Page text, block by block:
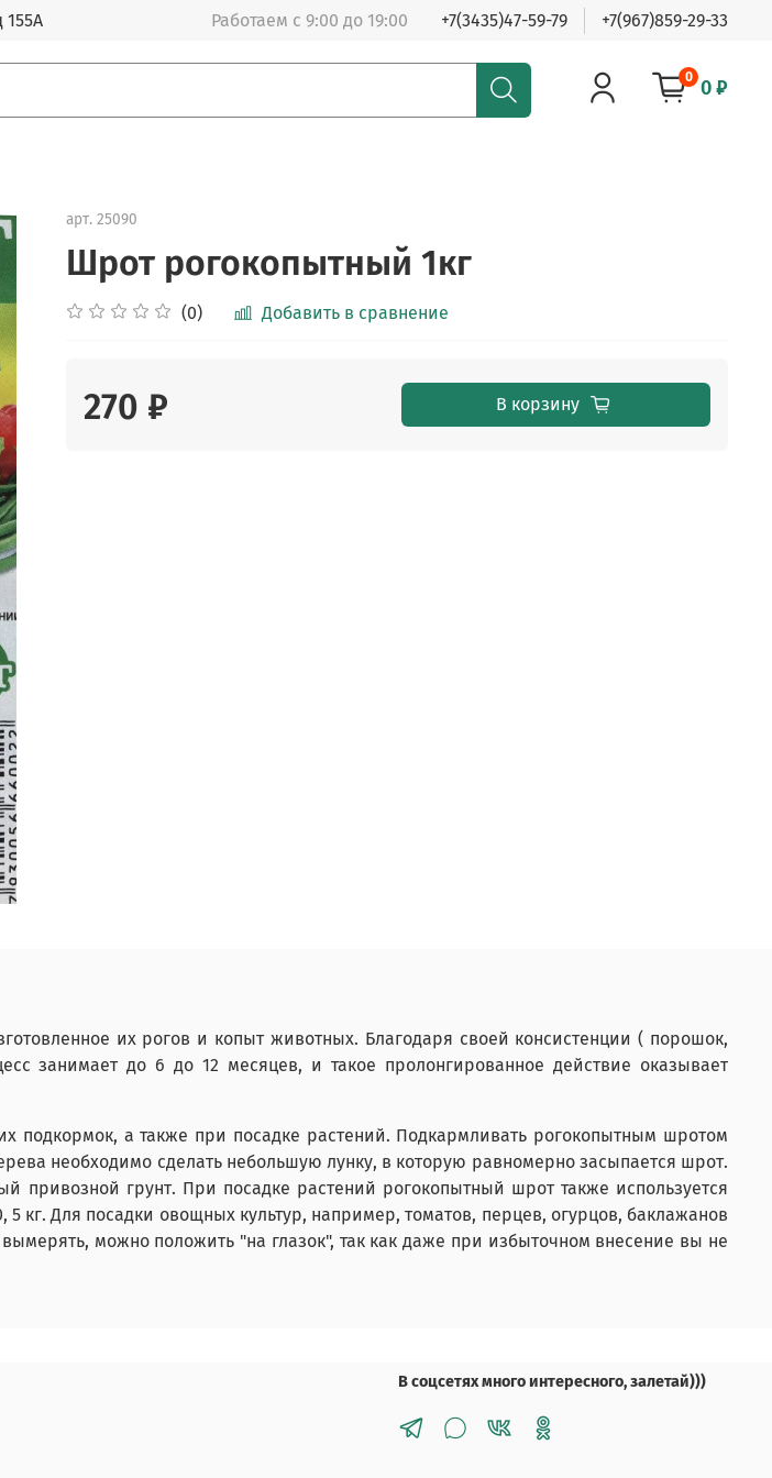
155А Работаем с 9:00 до 19:00 +7(3435)47-59-79 +7(967)859-29-33
0 0 ₽
арт. 25090
Шрот рогокопытный 1кг
(0) Добавить в сравнение
270 ₽ В корзину
их рогов и копыт животных. Благодаря своей консистенции ( порошок,
занимает до 6 до 12 месяцев, и такое пролонгированное действие оказывает
подкормок, а также при посадке растений. Подкармливать рогокопытным шротом
необходимо сделать небольшую лунку, в которую равномерно засыпается шрот.
грунт. При посадке растений рогокопытный шрот также используется
кг. Для посадки овощных культур, например, томатов, перцев, огурцов, баклажанов
можно положить "на глазок", так как даже при избыточном внесение вы не
В соцсетях много интересного, залетай)))